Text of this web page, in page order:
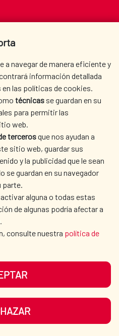
a navegar de manera eficiente y
información detallada
en las políticas de cookies.
técnicas se guardan en su
para permitir las
web.
tercerosque nos ayudan a
sitio web, guardar sus
y la publicidad que le sean
guardan en su navegador
parte.
alguna o todas estas
de algunas podría afectar a
consulte nuestra política de
OÙ NOUS COOPÉRONS
SALLE DE PRESSE
BIBLIOTHÈQUE
PROTECTION DES DONNÉES
PLAN DU SITE